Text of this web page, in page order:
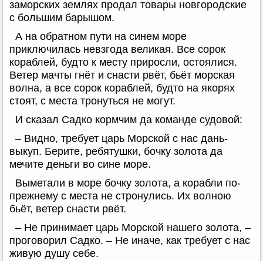
заморских землях продал товары новгородские
с большим барышом.
А на обратном пути на синем море
приключилась невзгода великая. Все сорок
кораблей, будто к месту приросли, остоялися.
Ветер мачты гнёт и снасти рвёт, бьёт морская
волна, а все сорок кораблей, будто на якорях
стоят, с места тронуться не могут.
И сказал Садко кормчим да команде судовой:
– Видно, требует царь Морской с нас дань-
выкуп. Берите, ребятушки, бочку золота да
мечите деньги во сине море.
Выметали в море бочку золота, а корабли по-
прежнему с места не стронулись. Их волною
бьёт, ветер снасти рвёт.
– Не принимает царь Морской нашего золота, –
проговорил Садко. – Не иначе, как требует с нас
живую душу себе.